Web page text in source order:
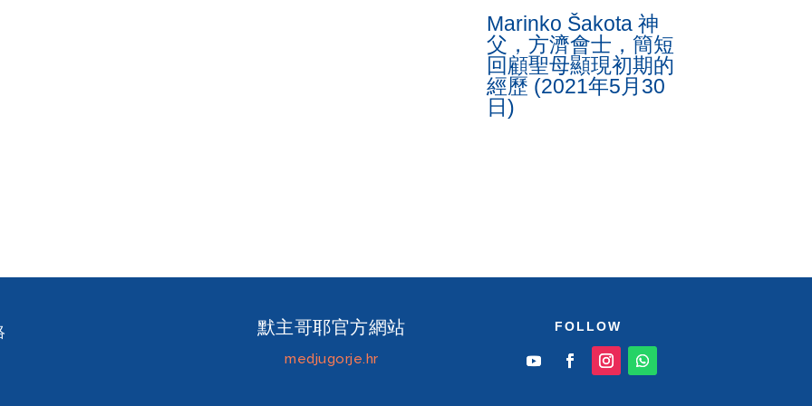
Marinko Šakota 神
父，方濟會士，簡短
回顧聖母顯現初期的
經歷 (2021年5月30
日)
默主哥耶官方網站
medjugorje.hr
FOLLOW